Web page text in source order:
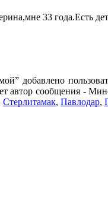
33 года.Есть
добавлено
автор сообщения -
Стерлитамак, Павлодар,